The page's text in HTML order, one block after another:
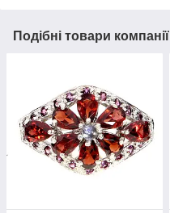
Подібні товари компанії